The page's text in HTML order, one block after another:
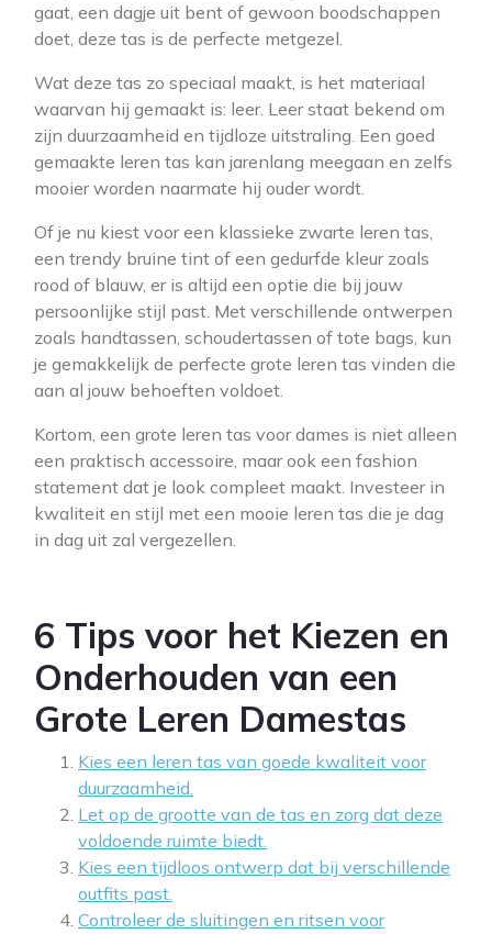
gaat, een dagje uit bent of gewoon boodschappen
doet, deze tas is de perfecte metgezel.
Wat deze tas zo speciaal maakt, is het materiaal
waarvan hij gemaakt is: leer. Leer staat bekend om
zijn duurzaamheid en tijdloze uitstraling. Een goed
gemaakte leren tas kan jarenlang meegaan en zelfs
mooier worden naarmate hij ouder wordt.
Of je nu kiest voor een klassieke zwarte leren tas,
een trendy bruine tint of een gedurfde kleur zoals
rood of blauw, er is altijd een optie die bij jouw
persoonlijke stijl past. Met verschillende ontwerpen
zoals handtassen, schoudertassen of tote bags, kun
je gemakkelijk de perfecte grote leren tas vinden die
aan al jouw behoeften voldoet.
Kortom, een grote leren tas voor dames is niet alleen
een praktisch accessoire, maar ook een fashion
statement dat je look compleet maakt. Investeer in
kwaliteit en stijl met een mooie leren tas die je dag
in dag uit zal vergezellen.
6 Tips voor het Kiezen en
Onderhouden van een
Grote Leren Damestas
Kies een leren tas van goede kwaliteit voor
duurzaamheid.
Let op de grootte van de tas en zorg dat deze
voldoende ruimte biedt.
Kies een tijdloos ontwerp dat bij verschillende
outfits past.
Controleer de sluitingen en ritsen voor